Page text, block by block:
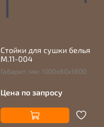
Стойки для сушки белья
М.11-004
Габарит, мм: 1000х80х1800
Цена по запросу